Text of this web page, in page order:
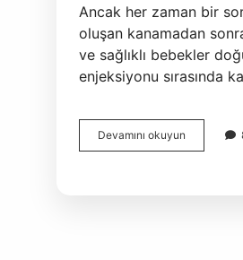
Ancak her zaman bir
oluşan kanamadan
ve sağlıklı bebekler
enjeksiyonu sırasında
Devamını okuyun Gebelikte
Kanamanın